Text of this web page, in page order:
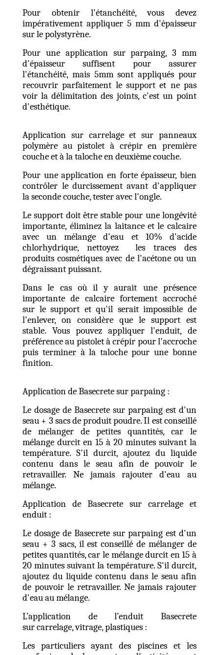
Pour obtenir l'étanchéité, vous devez
impérativement appliquer 5 mm d'épaisseur
sur le polystyrène.
Pour une application sur parpaing, 3 mm
d'épaisseur suffisent pour assurer
l'étanchéité, mais 5mm sont appliqués pour
recouvrir parfaitement le support et ne pas
voir la délimitation des joints, c'est un point
d'esthétique.
Application sur carrelage et sur panneaux
polymère au pistolet à crépir en première
couche et à la taloche en deuxième couche.
Pour une application en forte épaisseur, bien
contrôler le durcissement avant d'appliquer
la seconde couche, tester avec l'ongle.
Le support doit être stable pour une longévité
importante, éliminez la laitance et le calcaire
avec un mélange d'eau et 10% d'acide
chlorhydrique, nettoyez les traces des
produits cosmétiques avec de l'acétone ou un
dégraissant puissant.
Dans le cas où il y aurait une présence
importante de calcaire fortement accroché
sur le support et qu'il serait impossible de
l'enlever, on considère que le support est
stable. Vous pouvez appliquer l'enduit, de
préférence au pistolet à crépir pour l'accroche
puis terminer à la taloche pour une bonne
finition.
Application de Basecrete sur parpaing :
Le dosage de Basecrete sur parpaing est d'un
seau + 3 sacs de produit poudre. Il est conseillé
de mélanger de petites quantités, car le
mélange durcit en 15 à 20 minutes suivant la
température. S'il durcit, ajoutez du liquide
contenu dans le seau afin de pouvoir le
retravailler. Ne jamais rajouter d'eau au
mélange.
Application de Basecrete sur carrelage et
enduit :
Le dosage de Basecrete sur parpaing est d'un
seau + 3 sacs, il est conseillé de mélanger de
petites quantités, car le mélange durcit en 15 à
20 minutes suivant la température. S'il durcit,
ajoutez du liquide contenu dans le seau afin
de pouvoir le retravailler. Ne jamais rajouter
d'eau au mélange.
L’application de l’enduit Basecrete
surcarrelage, vitrage, plastiques :
Les particuliers ayant des piscines et les